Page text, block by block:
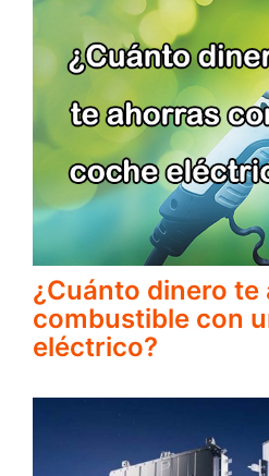
¿Cuánto dinero te
combustible con
eléctrico?